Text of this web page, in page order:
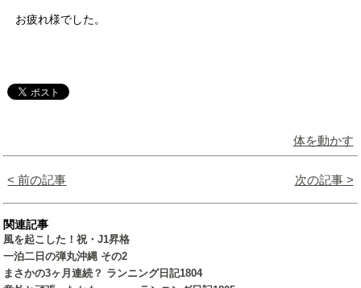
お疲れ様でした。
体を動かす
< 前の記事 次の記事 >
関連記事
風を起こした！祝・J1昇格
一泊二日の弾丸沖縄 その2
まさかの3ヶ月連続？ ランニング日記1804